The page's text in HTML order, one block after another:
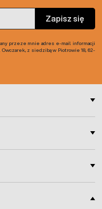
Zapisz się
przeze mnie adres e-mail informacji
Owczarek, z siedzibą w Piotrowie 18, 62-